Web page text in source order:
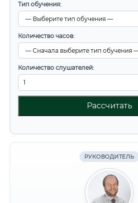
Тип обучения:
Количество часов:
Количество слушателей:
Рассчитать
РУКОВОДИТЕЛЬ